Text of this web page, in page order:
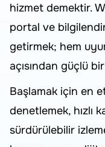
hizmet demektir.
portal ve
getirmek; hem
açısından güçlü bir
Başlamak için en
denetlemek, hızlı
sürdürülebilir